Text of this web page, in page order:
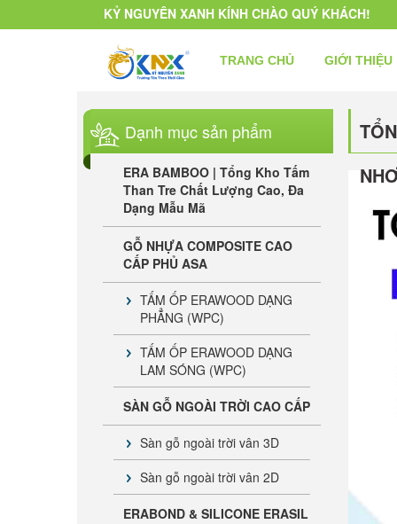
KỶ NGUYÊN XANH KÍNH CHÀO QUÝ KHÁCH!
TRANG CHỦ GIỚI THIỆU
Dạnh mục sản phẩm
ERA BAMBOO | Tổng Kho Tấm
Than Tre Chất Lượng Cao, Đa
Dạng Mẫu Mã
GỖ NHỰA COMPOSITE CAO
CẤP PHỦ ASA
TẤM ỐP ERAWOOD DẠNG
PHẲNG (WPC)
TẤM ỐP ERAWOOD DẠNG
LAM SÓNG (WPC)
SÀN GỖ NGOÀI TRỜI CAO CẤP
Sàn gỗ ngoài trời vân 3D
Sàn gỗ ngoài trời vân 2D
ERABOND & SILICONE ERASIL